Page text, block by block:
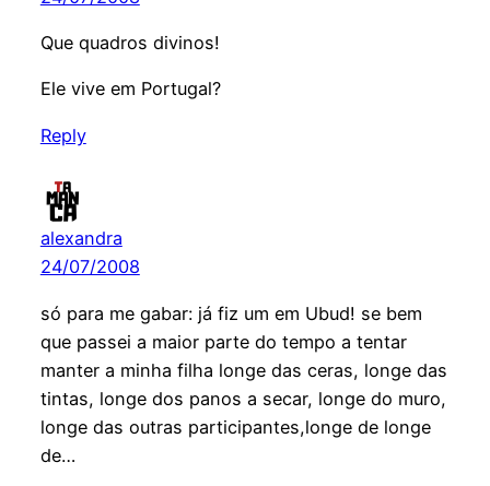
Que quadros divinos!
Ele vive em Portugal?
Reply
alexandra
24/07/2008
só para me gabar: já fiz um em Ubud! se bem
que passei a maior parte do tempo a tentar
manter a minha filha longe das ceras, longe das
tintas, longe dos panos a secar, longe do muro,
longe das outras participantes,longe de longe
de…